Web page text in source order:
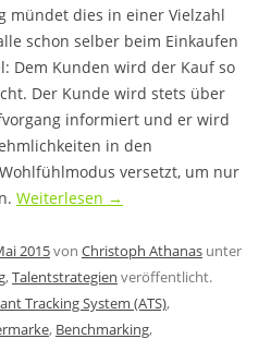
mündet dies in einer Vielzahl
schon selber beim Einkaufen
Dem Kunden wird der Kauf so
Der Kunde wird stets über
informiert und er wird
in den
versetzt, um nur
Weiterlesen →
2015von Christoph Athanas unter
,Talentstrategien veröffentlicht.
Tracking System (ATS),
, Benchmarking,